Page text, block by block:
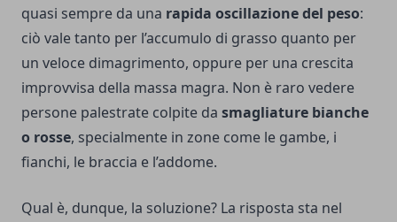
quasi sempre da una rapida oscillazione del peso:
ciò vale tanto per l’accumulo di grasso quanto per
un veloce dimagrimento, oppure per una crescita
improvvisa della massa magra. Non è raro vedere
persone palestrate colpite da smagliature bianche
o rosse, specialmente in zone come le gambe, i
fianchi, le braccia e l’addome.
Qual è, dunque, la soluzione? La risposta sta nel